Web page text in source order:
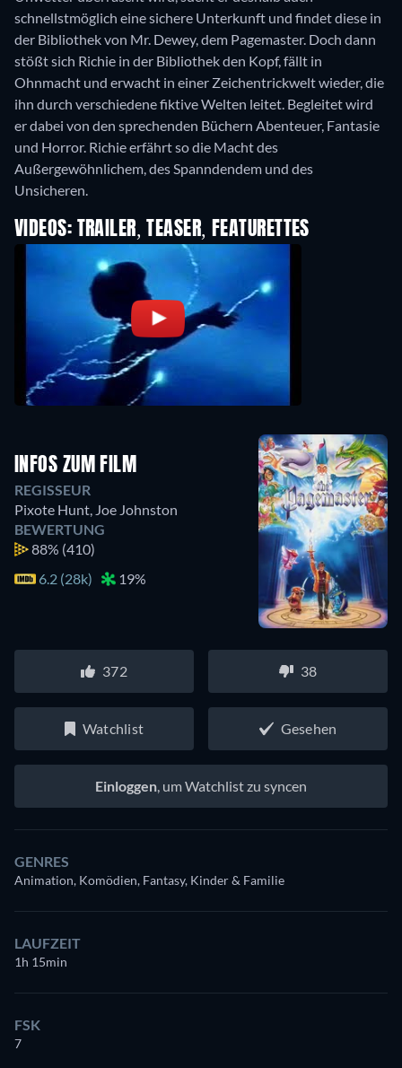
schnellstmöglich eine sichere Unterkunft und findet diese in
der Bibliothek von Mr. Dewey, dem Pagemaster. Doch dann
stößt sich Richie in der Bibliothek den Kopf, fällt in
Ohnmacht und erwacht in einer Zeichentrickwelt wieder, die
ihn durch verschiedene fiktive Welten leitet. Begleitet wird
er dabei von den sprechenden Büchern Abenteuer, Fantasie
und Horror. Richie erfährt so die Macht des
Außergewöhnlichem, des Spanndendem und des
Unsicheren.
VIDEOS: TRAILER, TEASER, FEATURETTES
INFOS ZUM FILM
REGISSEUR
Pixote Hunt, Joe Johnston
BEWERTUNG
88% (410)
6.2 (28k)
19%
372 38
Watchlist Gesehen
Einloggen, um Watchlist zu syncen
GENRES
Animation, Komödien, Fantasy, Kinder & Familie
LAUFZEIT
1h 15min
FSK
7